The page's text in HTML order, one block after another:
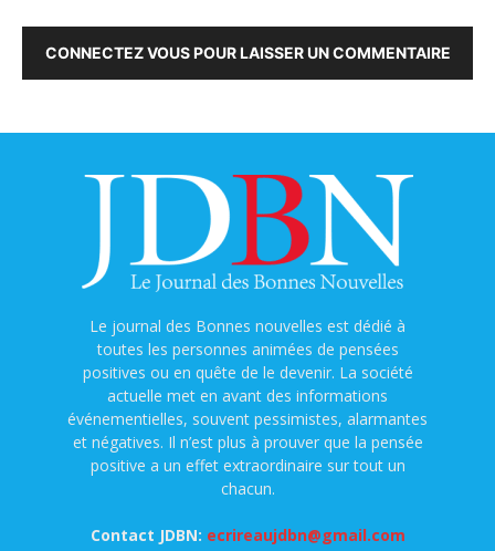
CONNECTEZ VOUS POUR LAISSER UN COMMENTAIRE
Le journal des Bonnes nouvelles est dédié à
toutes les personnes animées de pensées
positives ou en quête de le devenir. La société
actuelle met en avant des informations
événementielles, souvent pessimistes, alarmantes
et négatives. Il n’est plus à prouver que la pensée
positive a un effet extraordinaire sur tout un
chacun.
Contact JDBN: ecrireaujdbn@gmail.com